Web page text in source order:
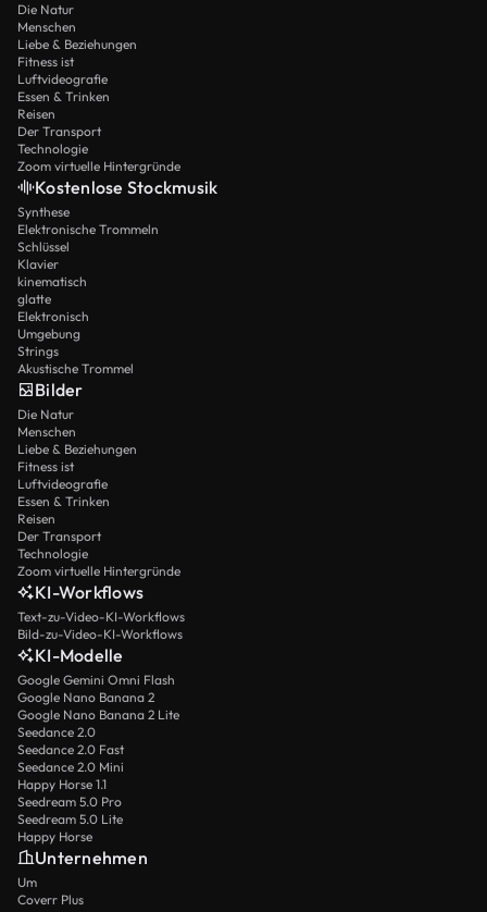
Die Natur
Menschen
Liebe & Beziehungen
Fitness ist
Luftvideografie
Essen & Trinken
Reisen
Der Transport
Technologie
Zoom virtuelle Hintergründe
Kostenlose Stockmusik
Synthese
Elektronische Trommeln
Schlüssel
Klavier
kinematisch
glatte
Elektronisch
Umgebung
Strings
Akustische Trommel
Bilder
Die Natur
Menschen
Liebe & Beziehungen
Fitness ist
Luftvideografie
Essen & Trinken
Reisen
Der Transport
Technologie
Zoom virtuelle Hintergründe
KI-Workflows
Text-zu-Video-KI-Workflows
Bild-zu-Video-KI-Workflows
KI-Modelle
Google Gemini Omni Flash
Google Nano Banana 2
Google Nano Banana 2 Lite
Seedance 2.0
Seedance 2.0 Fast
Seedance 2.0 Mini
Happy Horse 1.1
Seedream 5.0 Pro
Seedream 5.0 Lite
Happy Horse
Unternehmen
Um
Coverr Plus